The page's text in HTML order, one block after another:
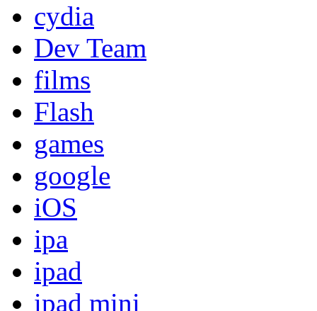
cydia
Dev Team
films
Flash
games
google
iOS
ipa
ipad
ipad mini